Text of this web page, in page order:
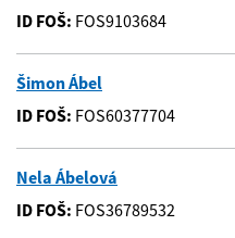
ID FOŠ: FOS9103684
Šimon Ábel
ID FOŠ: FOS60377704
Nela Ábelová
ID FOŠ: FOS36789532